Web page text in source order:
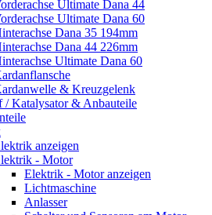
Ultimate Dana 44
Ultimate Dana 60
Dana 35 194mm
Dana 44 226mm
Ultimate Dana 60
& Kreuzgelenk
/ Katalysator & Anbauteile
anzeigen
- Motor
Elektrik - Motor anzeigen
Lichtmaschine
Anlasser